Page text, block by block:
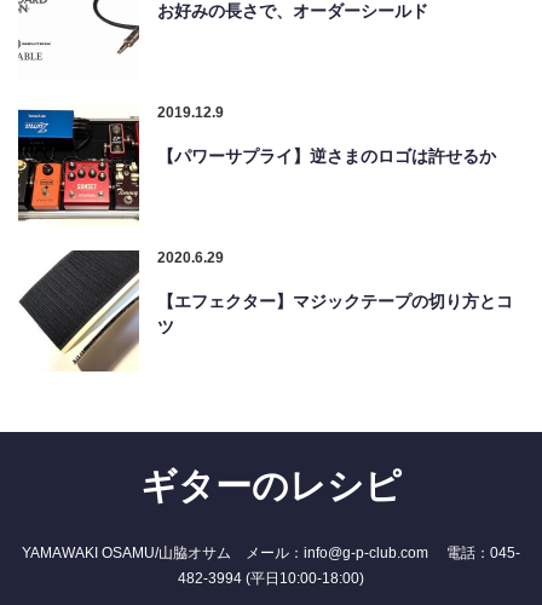
お好みの長さで、オーダーシールド
2019.12.9
【パワーサプライ】逆さまのロゴは許せるか
2020.6.29
【エフェクター】マジックテープの切り方とコ
ツ
ギターのレシピ
YAMAWAKI OSAMU/山脇オサム メール：info@g-p-club.com 電話：045-
482-3994 (平日10:00-18:00)